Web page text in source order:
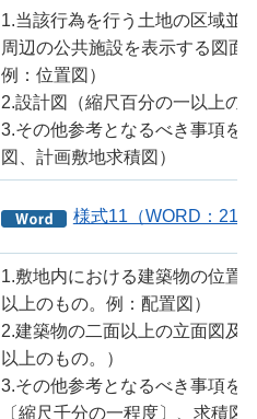
1.当該行為を行う土地の区域並
周辺の公共施設を表示する図面
例：位置図）
2.設計図（縮尺百分の一以上の
3.その他参考となるべき事項を
図、計画敷地求積図）
様式11（WORD：
1.敷地内における建築物の位置
以上のもの。例：配置図）
2.建築物の二面以上の立面図及
以上のもの。）
3.その他参考となるべき事項を
〔縮尺千分の一程度〕、求積